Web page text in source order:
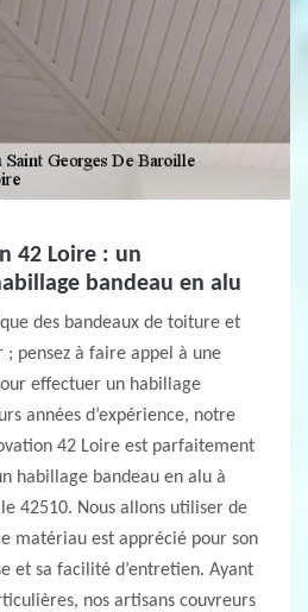
42 Loire : un
bandeau en alu
des bandeaux de toiture et
pensez à faire appel à une
effectuer un habillage
années d’expérience, notre
42 Loire est parfaitement
habillage bandeau en alu à
42510. Nous allons utiliser de
matériau est apprécié pour son
et sa facilité d’entretien. Ayant
nos artisans couvreurs